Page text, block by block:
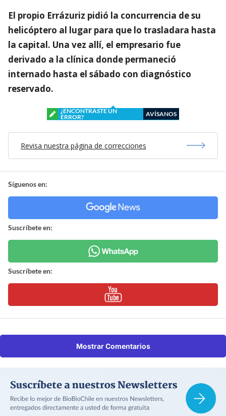
El propio Errázuriz pidió la concurrencia de su
helicóptero al lugar para que lo trasladara hasta
la capital. Una vez allí, el empresario fue
derivado a la clínica donde permaneció
internado hasta el sábado con diagnóstico
reservado.
¿ENCONTRASTE UN
ERROR?
AVÍSANOS
Revisa nuestra página de correcciones
Síguenos en:
Suscríbete en:
Suscríbete en:
Mostrar Comentarios